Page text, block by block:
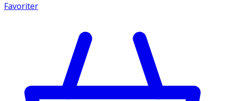
Favoriter